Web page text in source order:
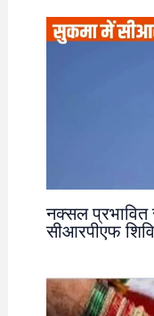
नक्सल
सीआरपीएफ